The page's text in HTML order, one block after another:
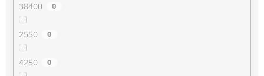
38400 0
2550 0
4250 0